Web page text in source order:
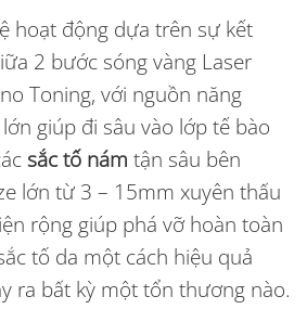
hoạt động dựa trên sự kết
2 bước sóng vàng Laser
Toning, với nguồn năng
giúp đi sâu vào lớp tế bào
sắc tố nám tận sâu bên
lớn từ 3 – 15mm xuyên thấu
rộng giúp phá vỡ hoàn toàn
tố da một cách hiệu quả
ra bất kỳ một tổn thương nào.